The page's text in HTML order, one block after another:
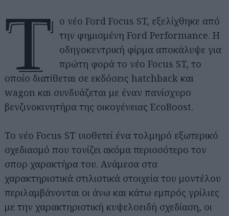
Τ
ο νέο Ford Focus ST, εξελίχθηκε από
την φημισμένη Ford Performance. Η
οδηγοκεντρική φίρμα αποκάλυψε για
πρώτη φορά το νέο Focus ST, το
οποίο διατίθεται σε εκδόσεις hatchback και
wagon και συνδυάζεται με έναν πανίσχυρο
βενζινοκινητήρα της οικογένειας EcoBoost.
Το νέο Focus ST υιοθετεί ένα τολμηρό εξωτερικό
σχεδιασμό που τονίζει ακόμα περισσότερο τον
σπορ χαρακτήρα του. Ανάμεσα στα
χαρακτηριστικά στιλιστικά στοιχεία του μοντέλου
περιλαμβάνονται οι άνω και κάτω εμπρός γρίλιες
με την χαρακτηριστική κυψελοειδή σχεδίαση, οι